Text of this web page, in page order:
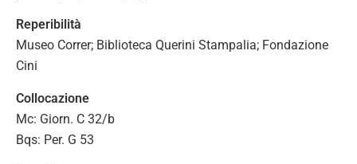
Reperibilità
Museo Correr; Biblioteca Querini Stampalia; Fondazione
Cini
Collocazione
Mc: Giorn. C 32/b
Bqs: Per. G 53